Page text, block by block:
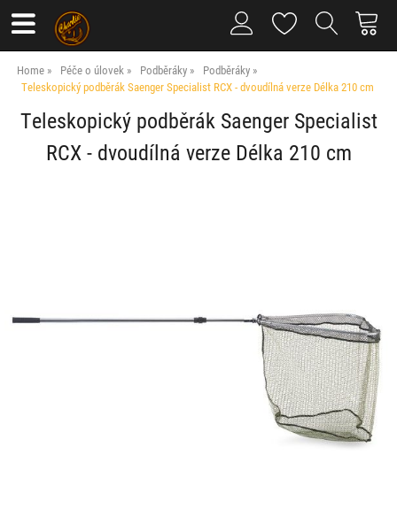
Home Péče o úlovek Podběráky
Podběráky
Teleskopický podběrák Saenger Specialist RCX - dvoudílná verze Délka 210 cm
Teleskopický podběrák Saenger Specialist
RCX - dvoudílná verze Délka 210 cm